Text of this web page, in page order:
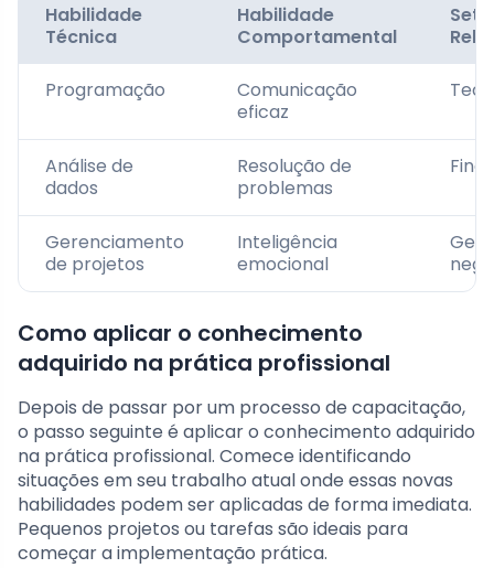
Habilidade
Técnica
Habilidade
Comportamental
Programação
Comunicação
eficaz
Análise de
dados
Resolução de
problemas
Gerenciamento
de projetos
Inteligência
emocional
Como aplicar o conhecimento
adquirido na prática profissional
Depois de passar por um processo de capacitação,
o passo seguinte é aplicar o conhecimento adquirido
na prática profissional. Comece identificando
situações em seu trabalho atual onde essas novas
habilidades podem ser aplicadas de forma imediata.
Pequenos projetos ou tarefas são ideais para
começar a implementação prática.